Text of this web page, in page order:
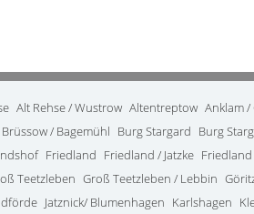
Alt Rehse / Wustrow Altentreptow Anklam /
Brüssow / Bagemühl Burg Stargard Burg
Friedland Friedland / Jatzke Friedland
Teetzleben Groß Teetzleben / Lebbin
Jatznick/ Blumenhagen Karlshagen